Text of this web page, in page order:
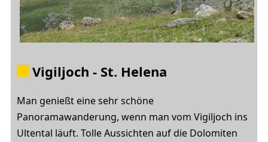
Vigiljoch - St. Helena
Man genießt eine sehr schöne
Panoramawanderung, wenn man vom Vigiljoch ins
Ultental läuft. Tolle Aussichten auf die Dolomiten